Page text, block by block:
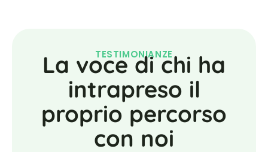
TESTIMONIANZE
La voce di chi ha
intrapreso il
proprio percorso
con noi